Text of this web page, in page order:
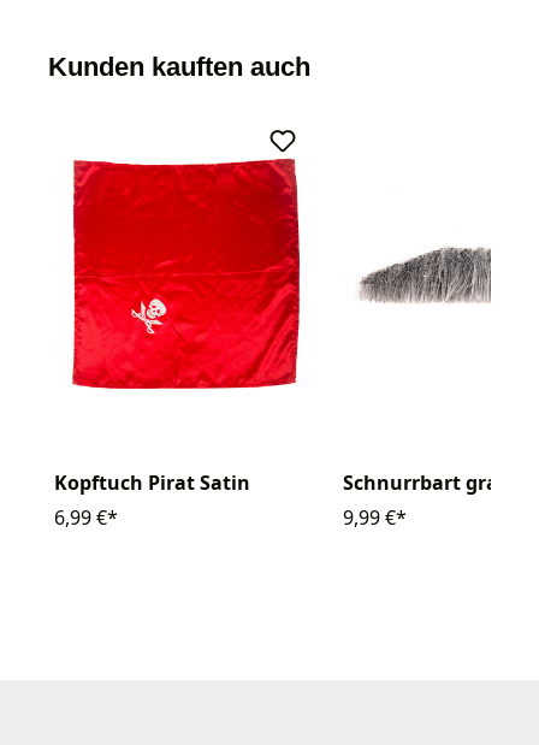
Kunden kauften auch
Kopftuch Pirat Satin
6,99 €*
Schnurrbart grau
9,99 €*